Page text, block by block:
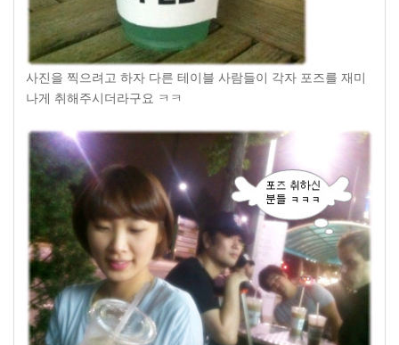
사진을 찍으려고 하자 다른 테이블 사람들이 각자 포즈를 재미
나게 취해주시더라구요 ㅋㅋ